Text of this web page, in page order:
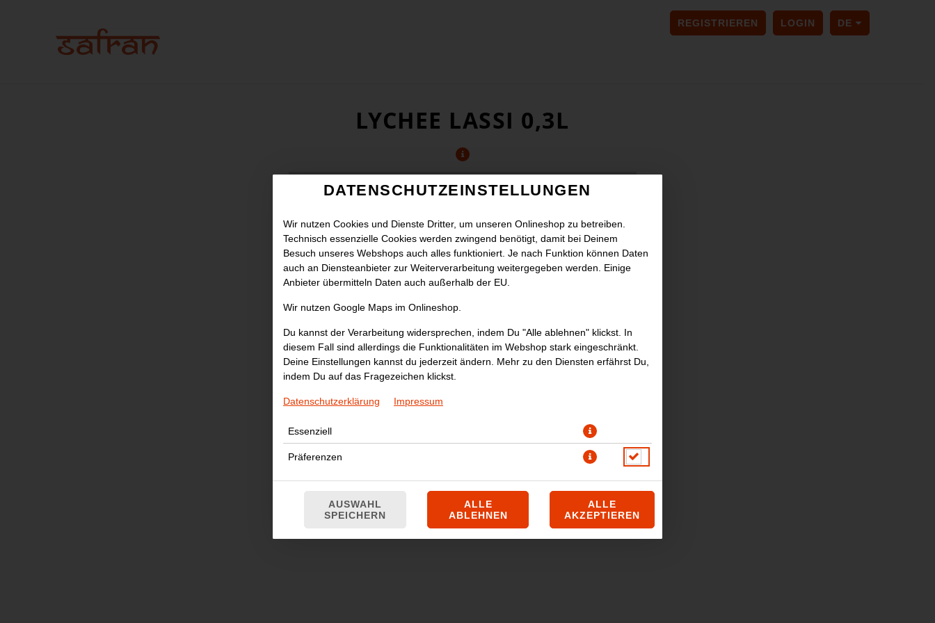
REGISTRIEREN LOGIN DE
SPRACHE
LYCHEE LASSI 0,3L
DATENSCHUTZEINSTELLUNGEN
Wir nutzen Cookies und Dienste Dritter, um unseren Onlineshop zu betreiben.
Technisch essenzielle Cookies werden zwingend benötigt, damit bei Deinem
Besuch unseres Webshops auch alles funktioniert. Je nach Funktion können Daten
auch an Diensteanbieter zur Weiterverarbeitung weitergegeben werden. Einige
Anbieter übermitteln Daten auch außerhalb der EU.
Wir nutzen Google Maps im Onlineshop.
Du kannst der Verarbeitung widersprechen, indem Du "Alle ablehnen" klickst. In
diesem Fall sind allerdings die Funktionalitäten im Webshop stark eingeschränkt.
Deine Einstellungen kannst du jederzeit ändern. Mehr zu den Diensten erfährst Du,
indem Du auf das Fragezeichen klickst.
Datenschutzerklärung Impressum
Essenziell
Präferenzen
AUSWAHL
SPEICHERN
ALLE
ABLEHNEN
ALLE
AKZEPTIEREN